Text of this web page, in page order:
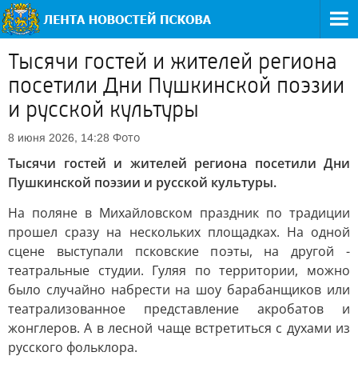
Тысячи гостей и жителей региона
посетили Дни Пушкинской поэзии
и русской культуры
8 июня 2026, 14:28 Фото
Тысячи гостей и жителей региона посетили Дни
Пушкинской поэзии и русской культуры.
На поляне в Михайловском праздник по традиции
прошел сразу на нескольких площадках. На одной
сцене выступали псковские поэты, на другой -
театральные студии. Гуляя по территории, можно
было случайно набрести на шоу барабанщиков или
театрализованное представление акробатов и
жонглеров. А в лесной чаще встретиться с духами из
русского фольклора.